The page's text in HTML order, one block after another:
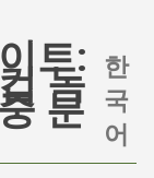
여부를 넘어, 우
기대하는 바가
를 어떻게 충족
질문을 던집니
'의 대명사 이 지
결되어 있습니
세스(Pete
스캔들은 예상
의 이름까지 소
다. 왜 'jd'가 갑자
트:
녹
분
한
국
어